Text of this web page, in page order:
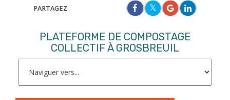
PARTAGEZ
PLATEFORME DE COMPOSTAGE
COLLECTIF À GROSBREUIL